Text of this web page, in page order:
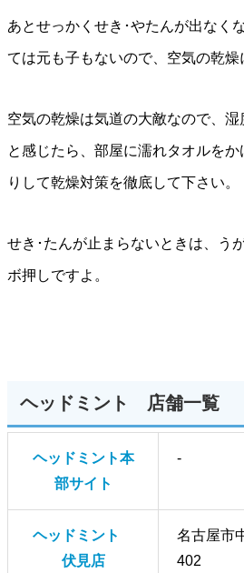
あとせっかくせき･やたんが出なく
ては元も子もないので、空気の乾燥
空気の乾燥は気道の大敵なので、
と感じたら、部屋に濡れタオルを
りして乾燥対策を徹底して下さい。
せき･たんが止まらないときは、う
ボ押しですよ。
ヘッドミント 店舗一覧
ヘッドミント本
部サイト
-
ヘッドミント
伏見店
名古屋市
402